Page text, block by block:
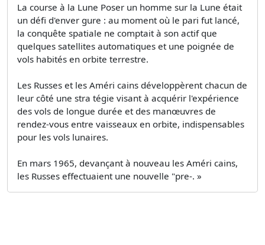
La course à la Lune Poser un homme sur la Lune était
un défi d'enver­ gure : au moment où le pari fut lancé,
la conquête spatiale ne comptait à son actif que
quelques satellites automatiques et une poignée de
vols habités en orbite terrestre.
Les Russes et les Améri­ cains développèrent chacun de
leur côté une stra­ tégie visant à acquérir l'expérience
des vols de longue durée et des manœuvres de
rendez-vous entre vaisseaux en orbite, indispensables
pour les vols lunaires.
En mars 1965, devançant à nouveau les Améri­ cains,
les Russes effectuaient une nouvelle "pre-. »